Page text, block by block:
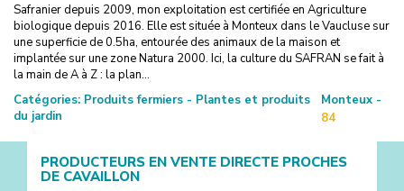
Safranier depuis 2009, mon exploitation est certifiée en Agriculture
biologique depuis 2016. Elle est située à Monteux dans le Vaucluse sur
une superficie de 0.5ha, entourée des animaux de la maison et
implantée sur une zone Natura 2000. Ici, la culture du SAFRAN se fait à
la main de A à Z : la plan...
Catégories: Produits fermiers - Plantes et produits
du jardin
Monteux -
84
PRODUCTEURS EN VENTE DIRECTE PROCHES
DE CAVAILLON